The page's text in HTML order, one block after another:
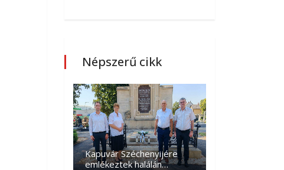
Népszerű cikk
Kapuvár Széchenyijére
emlékeztek halálán…